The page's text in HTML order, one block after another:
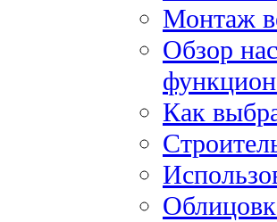
Монтаж
Обзор
Как